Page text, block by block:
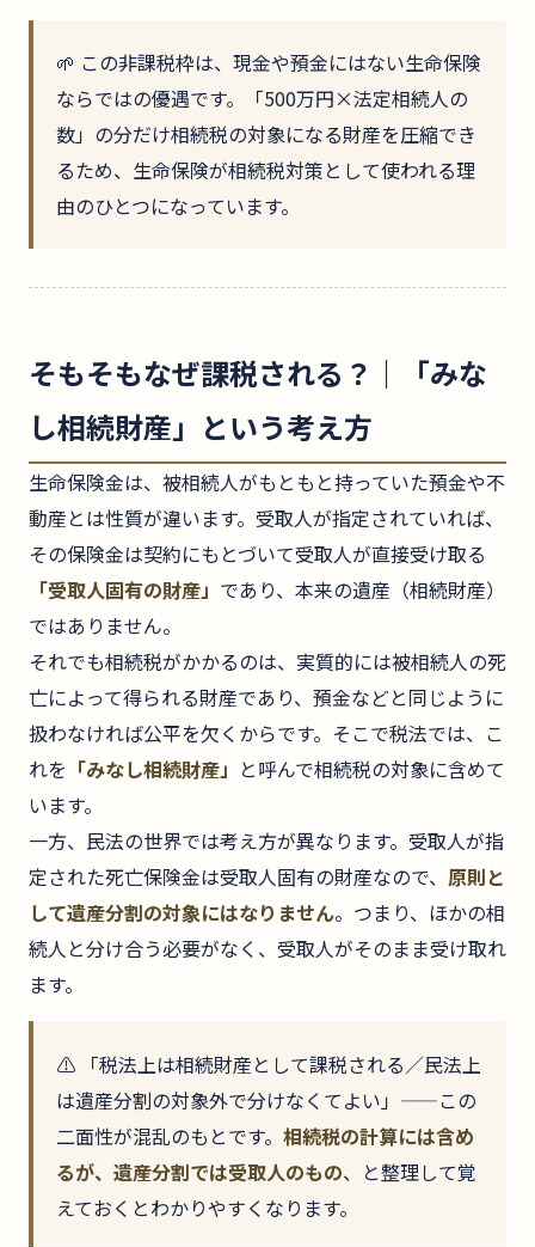
🌱 この非課税枠は、現金や預金にはない生命保険
ならではの優遇です。「500万円×法定相続人の
数」の分だけ相続税の対象になる財産を圧縮でき
るため、生命保険が相続税対策として使われる理
由のひとつになっています。
そもそもなぜ課税される？｜「みな
し相続財産」という考え方
生命保険金は、被相続人がもともと持っていた預金や不
動産とは性質が違います。受取人が指定されていれば、
その保険金は契約にもとづいて受取人が直接受け取る
「受取人固有の財産」 であり、本来の遺産（相続財産）
ではありません。
それでも相続税がかかるのは、実質的には被相続人の死
亡によって得られる財産であり、預金などと同じように
扱わなければ公平を欠くからです。そこで税法では、こ
れを 「みなし相続財産」 と呼んで相続税の対象に含めて
います。
一方、民法の世界では考え方が異なります。受取人が指
定された死亡保険金は受取人固有の財産なので、 原則と
して遺産分割の対象にはなりません。つまり、ほかの相
続人と分け合う必要がなく、受取人がそのまま受け取れ
ます。
⚠️ 「税法上は相続財産として課税される／民法上
は遺産分割の対象外で分けなくてよい」——この
二面性が混乱のもとです。相続税の計算には含め
るが、遺産分割では受取人のもの、と整理して覚
えておくとわかりやすくなります。